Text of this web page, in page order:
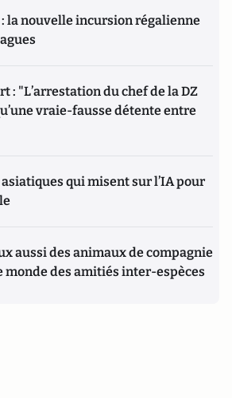
: la nouvelle incursion régalienne
: "L’arrestation du chef de la DZ
vraie-fausse détente entre
qui misent sur l’IA pour
aussi des animaux de compagnie
monde des amitiés inter-espèces